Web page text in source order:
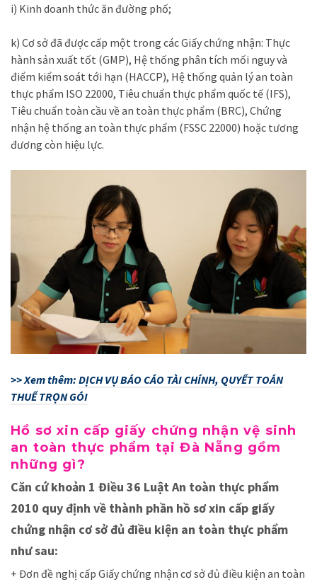
i) Kinh doanh thức ăn đường phố;
k) Cơ sở đã được cấp một trong các Giấy chứng nhận: Thực
hành sản xuất tốt (GMP), Hệ thống phân tích mối nguy và
điểm kiểm soát tới hạn (HACCP), Hệ thống quản lý an toàn
thực phẩm ISO 22000, Tiêu chuẩn thực phẩm quốc tế (IFS),
Tiêu chuẩn toàn cầu về an toàn thực phẩm (BRC), Chứng
nhận hệ thống an toàn thực phẩm (FSSC 22000) hoặc tương
đương còn hiệu lực.
>> Xem thêm: DỊCH VỤ BÁO CÁO TÀI CHÍNH, QUYẾT TOÁN
THUẾ TRỌN GÓI
Hồ sơ xin cấp giấy chứng nhận vệ sinh
an toàn thực phẩm tại Đà Nẵng gồm
những gì?
Căn cứ khoản 1 Điều 36 Luật An toàn thực phẩm
2010 quy định về thành phần hồ sơ xin cấp giấy
chứng nhận cơ sở đủ điều kiện an toàn thực phẩm
như sau:
+ Đơn đề nghị cấp Giấy chứng nhận cơ sở đủ điều kiện an toàn